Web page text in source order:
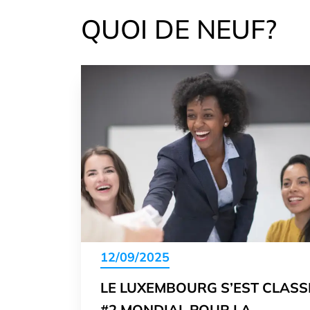
QUOI DE NEUF?
12/09/2025
LE LUXEMBOURG S’EST